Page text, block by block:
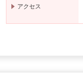
アクセス